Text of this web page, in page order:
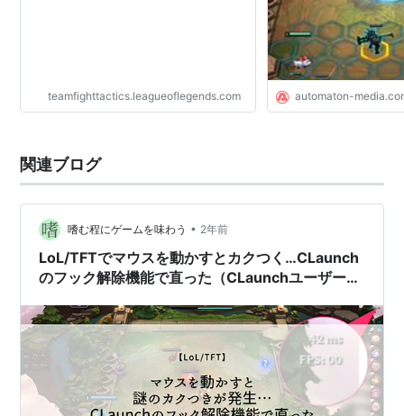
teamfighttactics.leagueoflegends.com automaton-
関連ブログ
嗜む程にゲームを味わう • 2年前
LoL/TFTでマウスを動かすとカクつく…CLaunch
のフック解除機能で直った（CLaunchユーザー向